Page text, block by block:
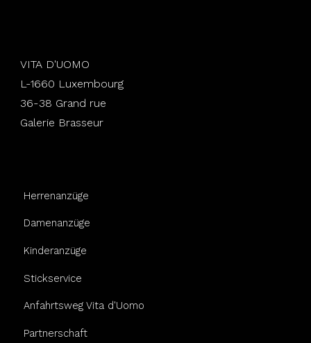
VITA D'UOMO
L-1660 Luxembourg
36-38 Grand rue
Galerie Brasseur
Herrenanzüge
Damenanzüge
Kinderanzüge
Stickservice
Anfahrtsweg Vita d'Uomo
Partnerschaft